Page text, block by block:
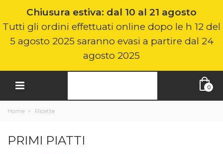
Chiusura estiva: dal 10 al 21 agosto
Tutti gli ordini effettuati online dopo le h 12 del
5 agosto 2025 saranno evasi a partire dal 24
agosto 2025
0
Home > Ricette
PRIMI PIATTI